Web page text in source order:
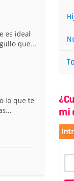
es ideal
que...
lo que te
mi